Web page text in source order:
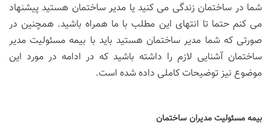
شما در ساختمان زندگی می کنید یا مدیر ساختمان هستید پیشنهاد
می کنم حتما تا انتهای این مطلب با ما همراه باشید. همچنین در
صورتی که شما مدیر ساختمان هستید باید با بیمه مسئولیت مدیر
ساختمان آشنایی لازم را داشته باشید که در ادامه در مورد این
موضوع نیز توضیحات کاملی داده شده است.
بیمه مسئولیت مدیران ساختمان